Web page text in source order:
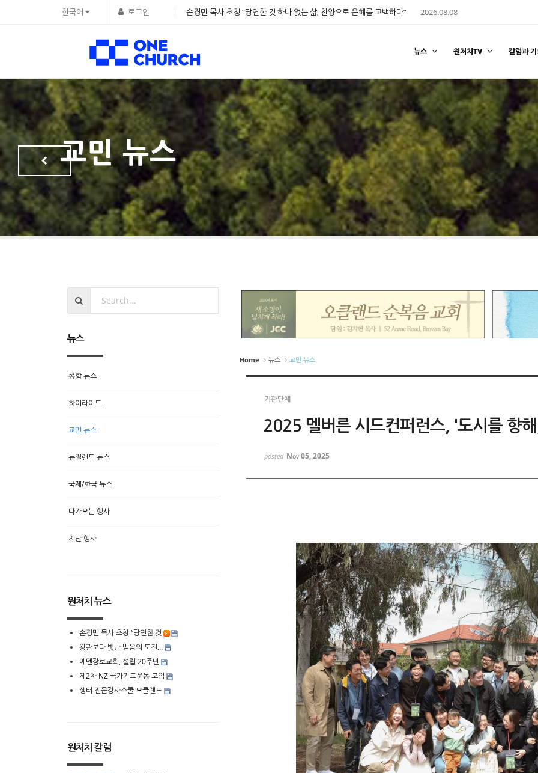
한국어 로그인 손경민 목사 초청 “당연한 것 하나 없는 삶, 찬양으로 은혜를 고백하다” 2026.08.08
뉴스 원처치TV 칼럼과
교민 뉴스
Home 뉴스 교민 뉴스
기관단체
2025 멜버른 시드컨퍼런스, '도시를 향
posted Nov 05, 2025
뉴스
종합 뉴스
하이라이트
교민 뉴스
뉴질랜드 뉴스
국제/한국 뉴스
다가오는 행사
지난 행사
원처치 뉴스
손경민 목사 초청 “당연한 것
왕관보다 빛난 믿음의 도전…
에덴장로교회, 설립 20주년
제2차 NZ 국가기도운동 모임
생터 전문강사스쿨 오클랜드
원처치 칼럼
Sketchbook5, 스케치북5
Sketchbook5, 스케치북5